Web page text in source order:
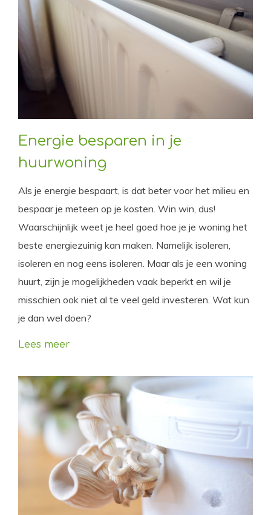
Energie besparen in je
huurwoning
Als je energie bespaart, is dat beter voor het milieu en
bespaar je meteen op je kosten. Win win, dus!
Waarschijnlijk weet je heel goed hoe je je woning het
beste energiezuinig kan maken. Namelijk isoleren,
isoleren en nog eens isoleren. Maar als je een woning
huurt, zijn je mogelijkheden vaak beperkt en wil je
misschien ook niet al te veel geld investeren. Wat kun
je dan wel doen?
Lees meer